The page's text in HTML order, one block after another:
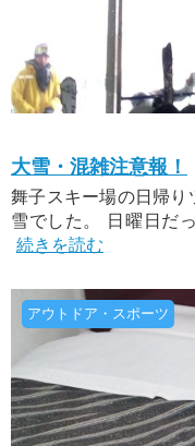
大雪・混雑注意報！
舞子スキー場の日帰
雪でした。 日曜日だ
続きを読む
アウトドア・スポーツ